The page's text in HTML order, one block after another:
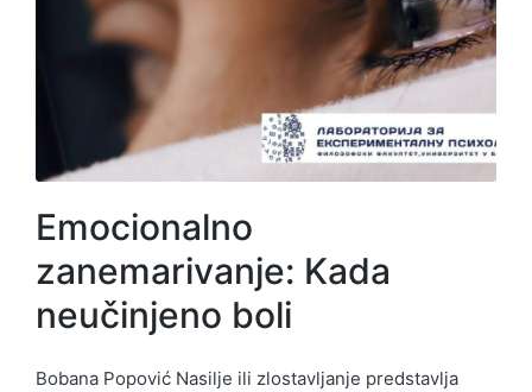
Emocionalno
zanemarivanje: Kada
neučinjeno boli
Bobana Popović Nasilje ili zlostavljanje predstavlja